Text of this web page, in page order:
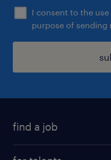
I consent to the
purpose of sending
find a job